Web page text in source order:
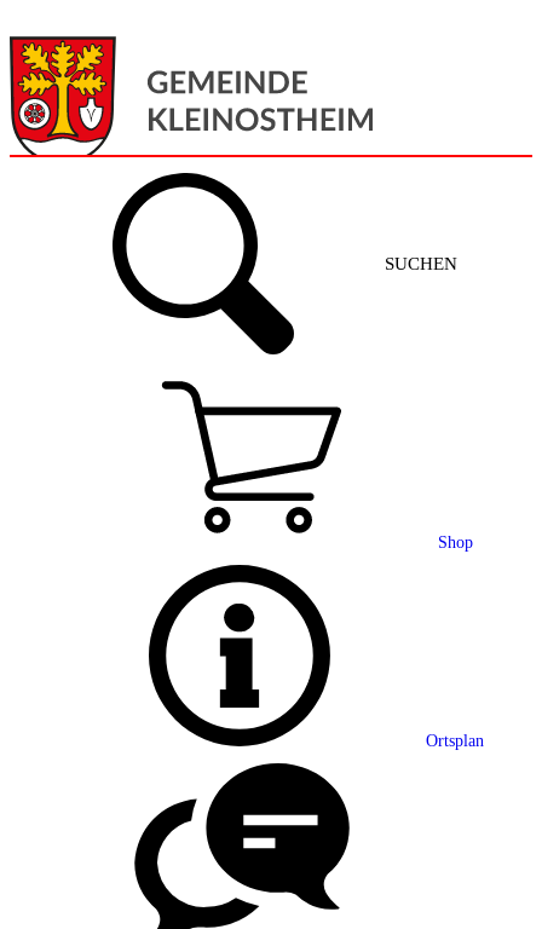
SUCHEN
Shop
Ortsplan
Gemeinde + Service
Grußwort
Ortsplan
Partnerschaft
Statistik
Mitteilungsblatt